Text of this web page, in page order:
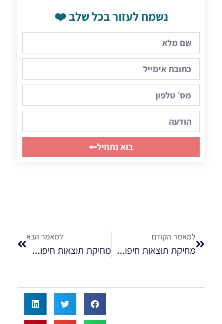
נשמח לעזור בכל שלב ❤️
בוא נתחיל
למאמר הקודם
מחיקת תוצאות חיפוש שליליות בגוגל
למאמר הבא
מחיקת תוצאות חיפוש תולעת המשפט